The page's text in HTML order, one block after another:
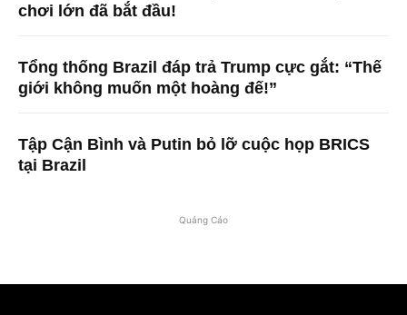
chơi lớn đã bắt đầu!
Tổng thống Brazil đáp trả Trump cực gắt: “Thế
giới không muốn một hoàng đế!”
Tập Cận Bình và Putin bỏ lỡ cuộc họp BRICS
tại Brazil
Quảng Cáo